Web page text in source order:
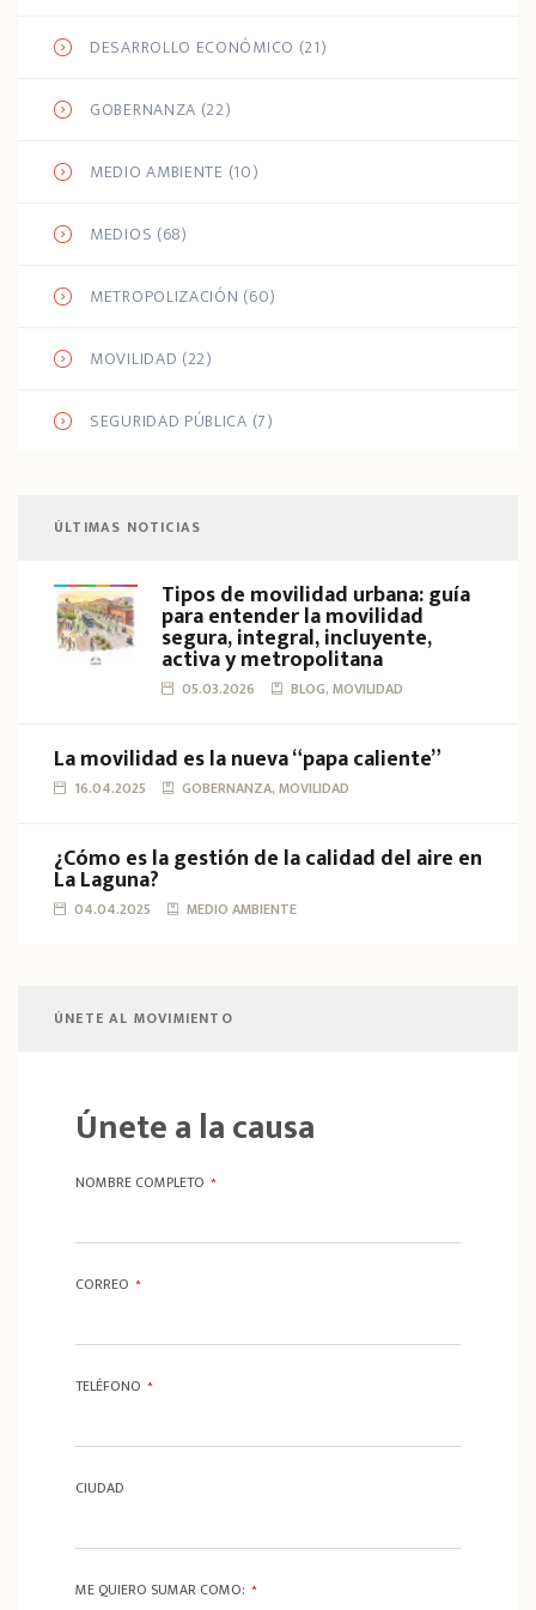
DESARROLLO ECONÓMICO (21)
GOBERNANZA (22)
MEDIO AMBIENTE (10)
MEDIOS (68)
METROPOLIZACIÓN (60)
MOVILIDAD (22)
SEGURIDAD PÚBLICA (7)
ÚLTIMAS NOTICIAS
Tipos de movilidad urbana: guía
para entender la movilidad
segura, integral, incluyente,
activa y metropolitana
05.03.2026 BLOG, MOVILIDAD
La movilidad es la nueva “papa caliente”
16.04.2025 GOBERNANZA, MOVILIDAD
¿Cómo es la gestión de la calidad del aire en
La Laguna?
04.04.2025 MEDIO AMBIENTE
ÚNETE AL MOVIMIENTO
Únete a la causa
NOMBRE COMPLETO *
CORREO *
TELÉFONO *
CIUDAD
ME QUIERO SUMAR COMO: *